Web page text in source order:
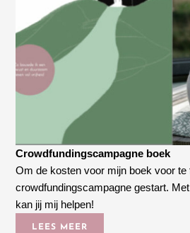
Crowdfundingscampagne boek
Om de kosten voor mijn boek voor te
crowdfundingscampagne gestart.
kan jij mij helpen!
LEES MEER